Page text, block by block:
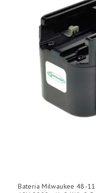
DIMENSÕES (L X
(sem filtro)
Bateria Milwaukee 48-